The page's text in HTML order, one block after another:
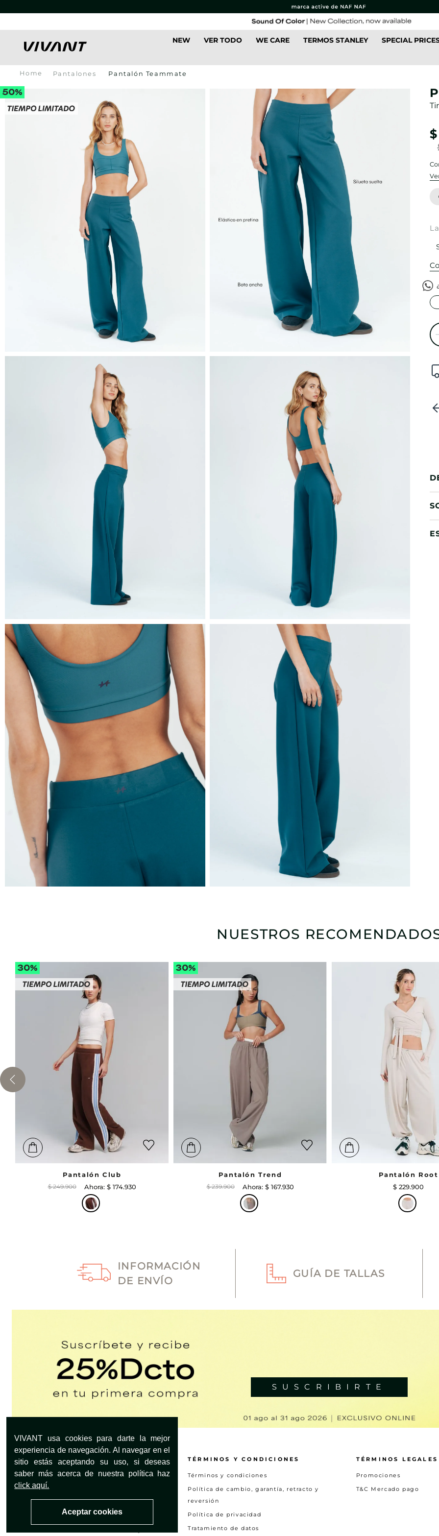
VIVANT usa cookies para darte la mejor
experiencia de navegación. Al navegar en el
sitio estás aceptando su uso, si deseas
saber más acerca de nuestra política haz
click aquí.
Aceptar cookies
NEW VER TODO WE CARE TERMOS STANLEY SPECIAL
Pantalones Pantalón Teammate
$
NUESTROS
Pantalón Club
$ 249.900 $ 174.930
Pantalón Trend
$ 239.900 $ 167.930
Pantalón Root
$ 229.900
INFORMACIÓN
DE ENVÍO
GUÍA DE TALLAS
SUSCRIBIRTE
¿NECESITAS AYUDA?
Servicio al Cliente
Otras solicitudes
TÉRMINOS Y CONDICIONES
Términos y condiciones
Política de cambio, garantía, retracto y
reversión
Política de privacidad
Tratamiento de datos
TÉRMINOS LEGALES
Promociones
T&C Mercado pago